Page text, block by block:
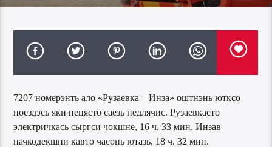
7207 номерэнть ало «Рузаевка – Инза» оштнэнь ютксо
поездэсь яки пецясто саезь недлячис. Рузаевкасто
электричкась сыргси чокшне, 16 ч. 33 мин. Инзав
пачкодекшни кавто часонь ютазь, 18 ч. 32 мин.